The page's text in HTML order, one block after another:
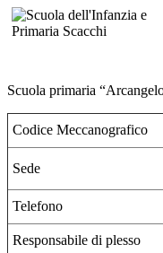
Scuola primaria
Codice Meccanografico
Sede
Telefono
Responsabile di plesso